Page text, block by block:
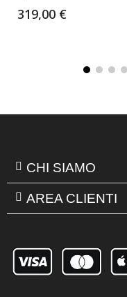
319,00 €
CHI SIAMO
AREA CLIENTI